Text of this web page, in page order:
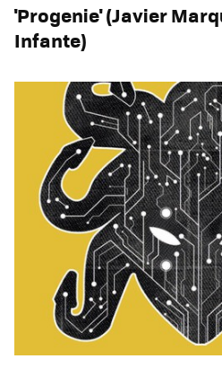
'Progenie' (Javier
Infante)